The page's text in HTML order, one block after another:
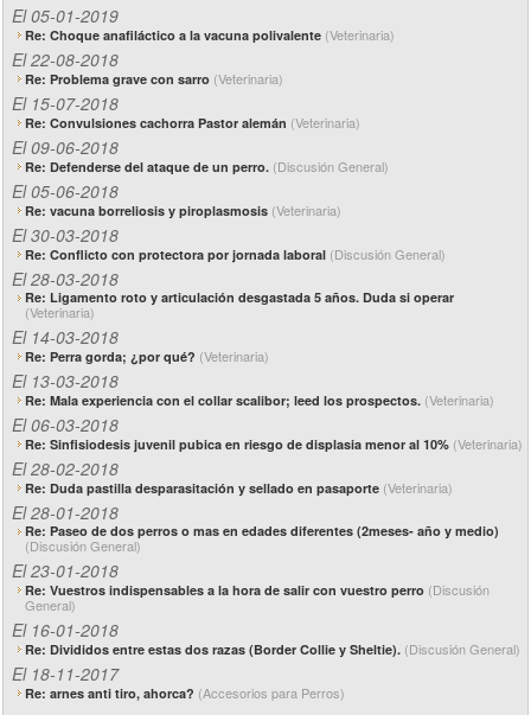
El 05-01-2019
Re: Choque anafiláctico a la vacuna polivalente (Veterinaria)
El 22-08-2018
Re: Problema grave con sarro (Veterinaria)
El 15-07-2018
Re: Convulsiones cachorra Pastor alemán (Veterinaria)
El 09-06-2018
Re: Defenderse del ataque de un perro. (Discusión General)
El 05-06-2018
Re: vacuna borreliosis y piroplasmosis (Veterinaria)
El 30-03-2018
Re: Conflicto con protectora por jornada laboral (Discusión General)
El 28-03-2018
Re: Ligamento roto y articulación desgastada 5 años. Duda si operar
(Veterinaria)
El 14-03-2018
Re: Perra gorda; ¿por qué? (Veterinaria)
El 13-03-2018
Re: Mala experiencia con el collar scalibor; leed los prospectos. (Veterinaria)
El 06-03-2018
Re: Sinfisiodesis juvenil pubica en riesgo de displasia menor al 10% (Veterinaria)
El 28-02-2018
Re: Duda pastilla desparasitación y sellado en pasaporte (Veterinaria)
El 28-01-2018
Re: Paseo de dos perros o mas en edades diferentes (2meses- año y medio)
(Discusión General)
El 23-01-2018
Re: Vuestros indispensables a la hora de salir con vuestro perro (Discusión
General)
El 16-01-2018
Re: Divididos entre estas dos razas (Border Collie y Sheltie). (Discusión General)
El 18-11-2017
Re: arnes anti tiro, ahorca? (Accesorios para Perros)